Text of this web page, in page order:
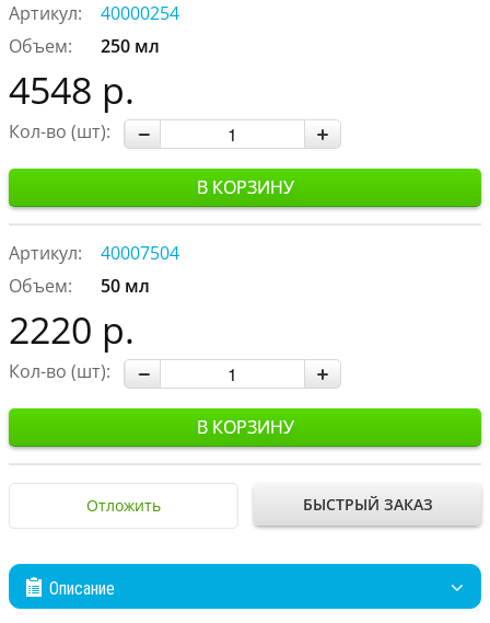
Артикул:
40000254
Объем:
250 мл
4548 р.
Кол-во (шт):
В КОРЗИНУ
Артикул:
40007504
Объем:
50 мл
2220 р.
Кол-во (шт):
В КОРЗИНУ
Отложить БЫСТРЫЙ ЗАКАЗ
Описание